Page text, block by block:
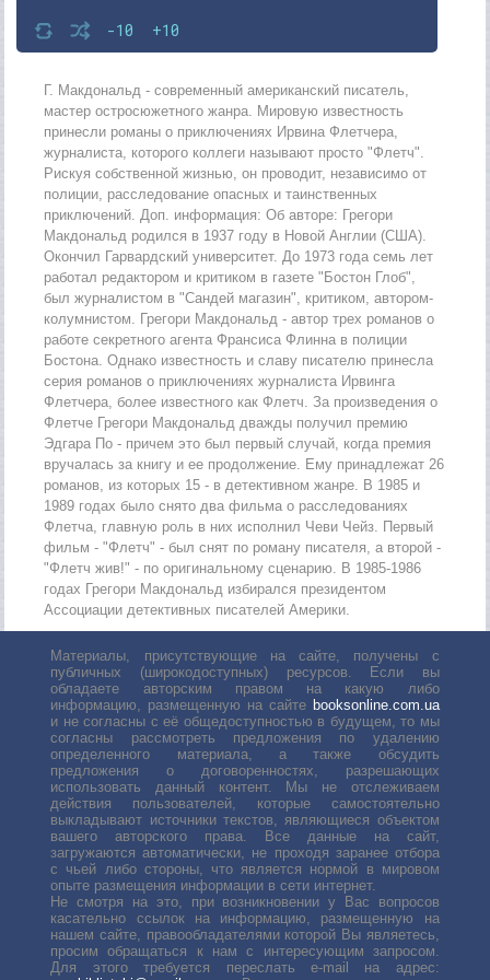
-10 +10
Г. Макдональд - современный американский писатель,
мастер остросюжетного жанра. Мировую известность
принесли романы о приключениях Ирвина Флетчера,
журналиста, которого коллеги называют просто "Флетч".
Рискуя собственной жизнью, он проводит, независимо от
полиции, расследование опасных и таинственных
приключений. Доп. информация: Об авторе: Грегори
Макдональд родился в 1937 году в Новой Англии (США).
Окончил Гарвардский университет. До 1973 года семь лет
работал редактором и критиком в газете "Бостон Глоб",
был журналистом в "Сандей магазин", критиком, автором-
колумнистом. Грегори Макдональд - автор трех романов о
работе секретного агента Франсиса Флинна в полиции
Бостона. Однако известность и славу писателю принесла
серия романов о приключениях журналиста Ирвинга
Флетчера, более известного как Флетч. За произведения о
Флетче Грегори Макдональд дважды получил премию
Эдгара По - причем это был первый случай, когда премия
вручалась за книгу и ее продолжение. Ему принадлежат 26
романов, из которых 15 - в детективном жанре. В 1985 и
1989 годах было снято два фильма о расследованиях
Флетча, главную роль в них исполнил Чеви Чейз. Первый
фильм - "Флетч" - был снят по роману писателя, а второй -
"Флетч жив!" - по оригинальному сценарию. В 1985-1986
годах Грегори Макдональд избирался президентом
Ассоциации детективных писателей Америки.
Материалы, присутствующие на сайте, получены с
публичных (широкодоступных) ресурсов. Если вы
обладаете авторским правом на какую либо
информацию, размещенную на сайте booksonline.com.ua
и не согласны с её общедоступностью в будущем, то мы
согласны рассмотреть предложения по удалению
определенного материала, а также обсудить
предложения о договоренностях, разрешающих
использовать данный контент. Мы не отслеживаем
действия пользователей, которые самостоятельно
выкладывают источники текстов, являющиеся объектом
вашего авторского права. Все данные на сайт,
загружаются автоматически, не проходя заранее отбора
с чьей либо стороны, что является нормой в мировом
опыте размещения информации в сети интернет.
Не смотря на это, при возникновении у Вас вопросов
касательно ссылок на информацию, размещенную на
нашем сайте, правообладателями которой Вы являетесь,
просим обращаться к нам с интересующим запросом.
Для этого требуется переслать е-mail на адрес: